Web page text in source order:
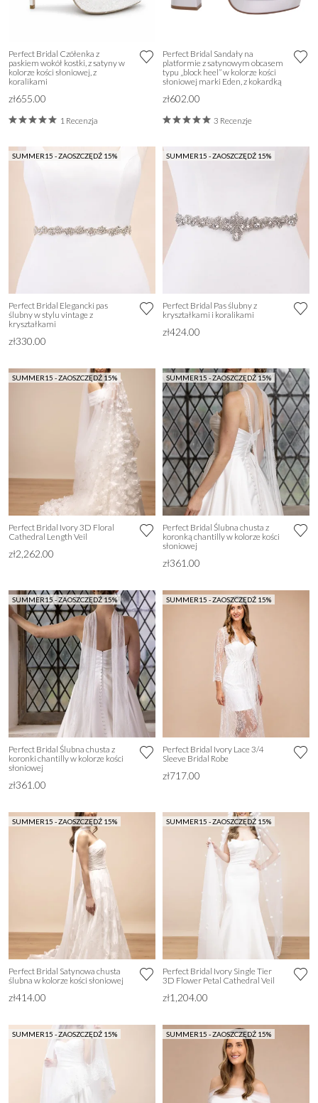
Perfect Bridal Czółenka z
paskiem wokół kostki, z satyny w
kolorze kości słoniowej, z
koralikami
zł655.00
1 Recenzja
Perfect Bridal Sandały na
platformie z satynowym obcasem
typu „block heel” w kolorze kości
słoniowej marki Eden, z kokardką
zł602.00
3 Recenzje
SUMMER15 - ZAOSZCZĘDŹ 15%
Perfect Bridal Elegancki pas
ślubny w stylu vintage z
kryształkami
zł330.00
SUMMER15 - ZAOSZCZĘDŹ 15%
Perfect Bridal Pas ślubny z
kryształkami i koralikami
zł424.00
SUMMER15 - ZAOSZCZĘDŹ 15%
Perfect Bridal Ivory 3D Floral
Cathedral Length Veil
zł2,262.00
SUMMER15 - ZAOSZCZĘDŹ 15%
Perfect Bridal Ślubna chusta z
koronką chantilly w kolorze kości
słoniowej
zł361.00
SUMMER15 - ZAOSZCZĘDŹ 15%
Perfect Bridal Ślubna chusta z
koronki chantilly w kolorze kości
słoniowej
zł361.00
SUMMER15 - ZAOSZCZĘDŹ 15%
Perfect Bridal Ivory Lace 3/4
Sleeve Bridal Robe
zł717.00
SUMMER15 - ZAOSZCZĘDŹ 15%
Perfect Bridal Satynowa chusta
ślubna w kolorze kości słoniowej
zł414.00
SUMMER15 - ZAOSZCZĘDŹ 15%
Perfect Bridal Ivory Single Tier
3D Flower Petal Cathedral Veil
zł1,204.00
SUMMER15 - ZAOSZCZĘDŹ 15% SUMMER15 - ZAOSZCZĘDŹ 15%